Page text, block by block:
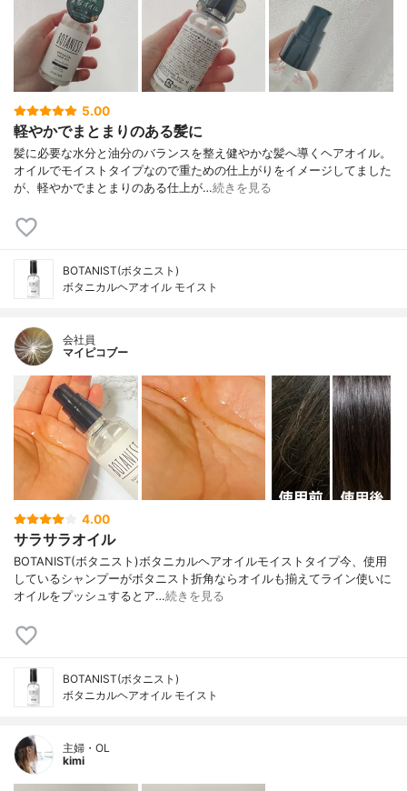
5.00
軽やかでまとまりのある髪に
髪に必要な水分と油分のバランスを整え健やかな髪へ導くヘアオイル。
オイルでモイストタイプなので重ための仕上がりをイメージしてました
が、軽やかでまとまりのある仕上が…続きを見る
BOTANIST(ボタニスト)
ボタニカルヘアオイル モイスト
会社員
マイピコブー
4.00
サラサラオイル
BOTANIST(ボタニスト)ボタニカルヘアオイルモイストタイプ今、使用
しているシャンプーがボタニスト折角ならオイルも揃えてライン使いに
オイルをプッシュするとア…続きを見る
BOTANIST(ボタニスト)
ボタニカルヘアオイル モイスト
主婦・OL
kimi